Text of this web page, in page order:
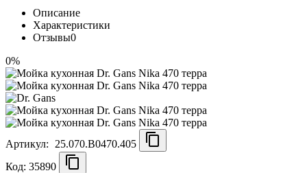
Описание
Характеристики
Отзывы0
0%
Артикул:
25.070.B0470.405
Код: 35890